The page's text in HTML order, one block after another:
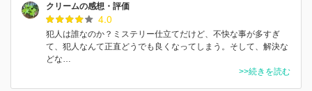
クリームの感想・評価
4.0
犯人は誰なのか？ミステリー仕立てだけど、不快な事が多すぎ
て、犯人なんて正直どうでも良くなってしまう。そして、解決な
どな…
>>続きを読む